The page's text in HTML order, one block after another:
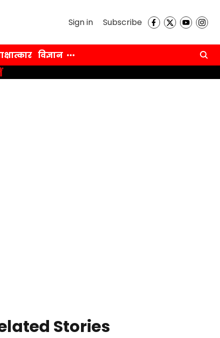
Sign in Subscribe
विज्ञान
Stories